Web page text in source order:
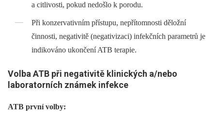
a citlivosti, pokud nedošlo k porodu.
Při konzervativním přístupu, nepřítomnosti děložní
činnosti, negativitě (negativizaci) infekčních parametrů je
indikováno ukončení ATB terapie.
Volba ATB při negativitě klinických a/nebo
laboratorních známek infekce
ATB první volby: